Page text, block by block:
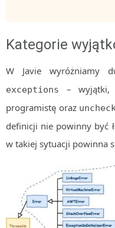
Kategorie
W Javie wyróżniamy
exceptions
– wyjątki,
programistę oraz
definicji nie powinny być
w takiej sytuacji powinna